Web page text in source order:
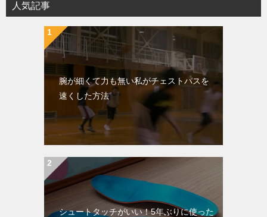
人気記事
腕が細くて力も無い私がチェストパスを
速くした方法
シュートタッチがいい！5年ぶりに使った